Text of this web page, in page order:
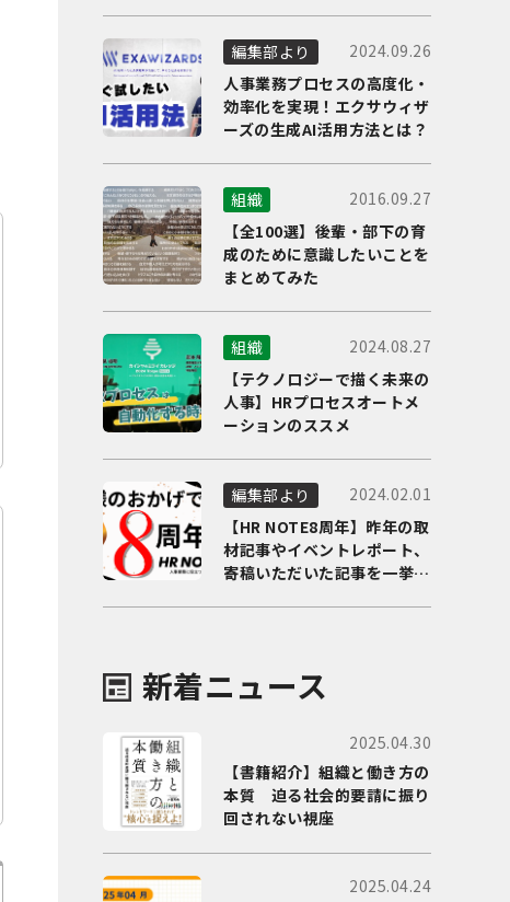
編集部より
2024.09.26
人事業務プロセスの高度化・
効率化を実現！エクサウィザ
ーズの生成AI活用方法とは？
組織
2016.09.27
【全100選】後輩・部下の育
成のために意識したいことを
まとめてみた
組織
2024.08.27
【テクノロジーで描く未来の
人事】HRプロセスオートメ
ーションのススメ
編集部より
2024.02.01
【HR NOTE8周年】昨年の取
材記事やイベントレポート、
寄稿いただいた記事を一挙に
新着ニュース
2025.04.30
【書籍紹介】組織と働き方の
本質 迫る社会的要請に振り
回されない視座
2025.04.24